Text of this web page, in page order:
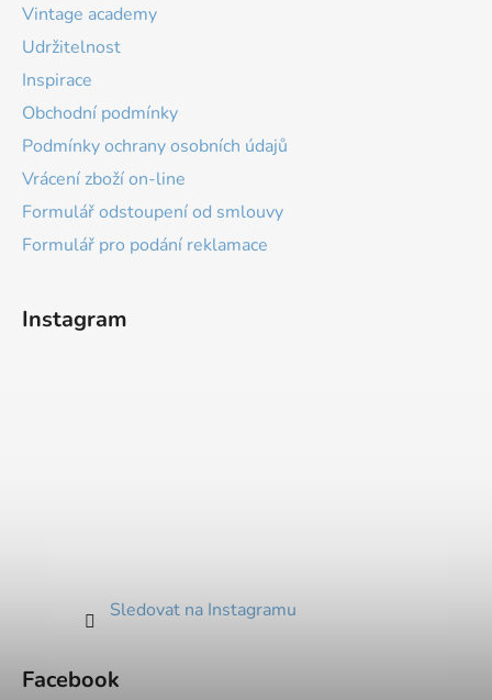
Vintage academy
Udržitelnost
Inspirace
Obchodní podmínky
Podmínky ochrany osobních údajů
Vrácení zboží on-line
Formulář odstoupení od smlouvy
Formulář pro podání reklamace
Instagram
Sledovat na Instagramu
Facebook